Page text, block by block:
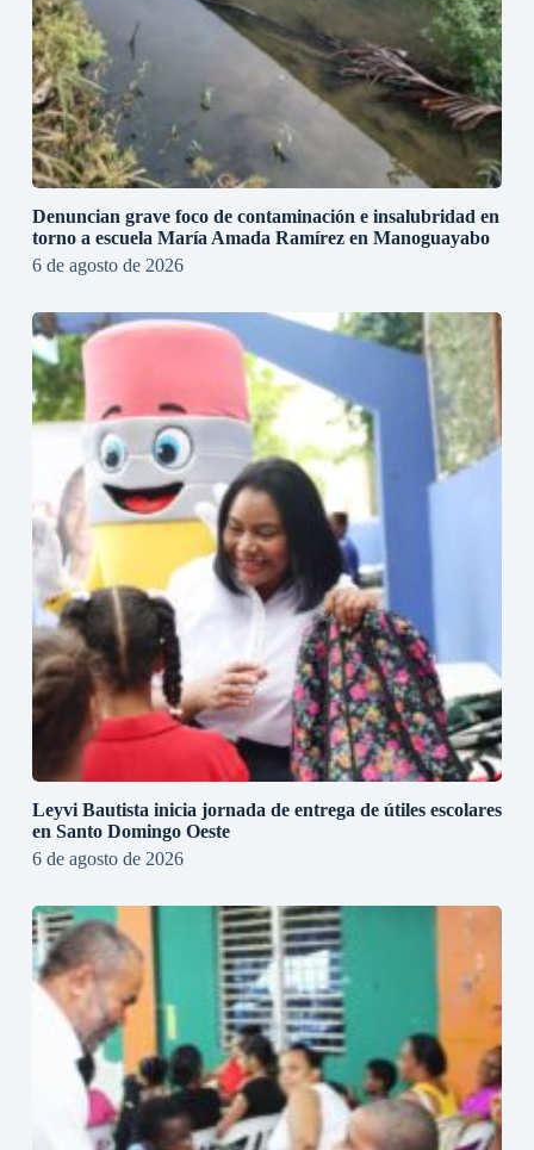
Denuncian grave foco de contaminación e insalubridad en
torno a escuela María Amada Ramírez en Manoguayabo
6 de agosto de 2026
Leyvi Bautista inicia jornada de entrega de útiles escolares
en Santo Domingo Oeste
6 de agosto de 2026